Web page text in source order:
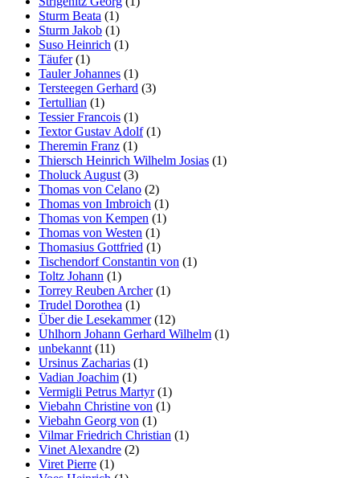
Sturm Beata (1)
Sturm Jakob (1)
Suso Heinrich (1)
Täufer(1)
Tauler Johannes (1)
Tersteegen Gerhard (3)
Tertullian (1)
Tessier Francois (1)
Textor Gustav Adolf(1)
Theremin Franz (1)
Thiersch Heinrich Wilhelm Josias (1)
Tholuck August (3)
Thomas von Celano (2)
Thomas von Imbroich (1)
Thomas von Kempen (1)
Thomas von Westen (1)
Thomasius Gottfried (1)
Tischendorf Constantin von (1)
Toltz Johann (1)
Torrey Reuben Archer(1)
Trudel Dorothea (1)
Über die Lesekammer(12)
Uhlhorn Johann Gerhard Wilhelm (1)
unbekannt (11)
Ursinus Zacharias (1)
Vadian Joachim (1)
Vermigli Petrus Martyr(1)
Viebahn Christine von (1)
Viebahn Georg von (1)
Vilmar Friedrich Christian (1)
Vinet Alexandre (2)
Viret Pierre (1)